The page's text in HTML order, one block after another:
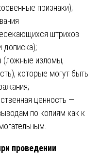
признаки);
штрихов
дописка);
(ложные изломы,
которые могут быть
ценность —
по копиям как к
проведении